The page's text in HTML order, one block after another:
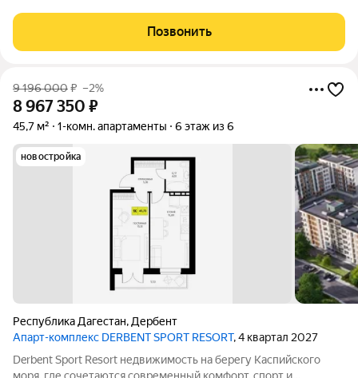
учитывают все потребности современных
Позвонить
9 196 000₽ –2%
8 967 350 ₽
45,7 м² 1-комн. апартаменты 6 этаж из 6
новостройка
Республика Дагестан, Дербент
Апарт-комплекс DERBENT SPORT RESORT, 4 квартал 2027
Derbent Sport Resort недвижимость на берегу Каспийского